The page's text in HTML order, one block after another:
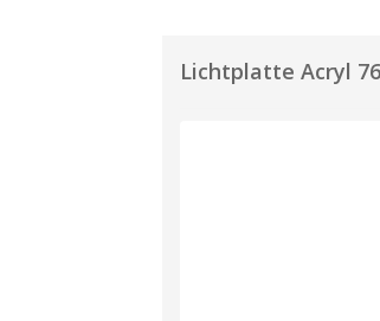
Lichtplatte Acryl